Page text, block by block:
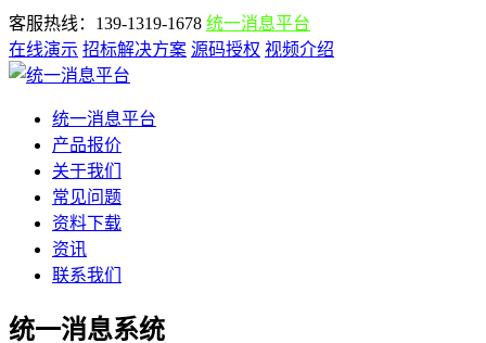
客服热线：139-1319-1678 统一消息平台
在线演示 招标解决方案 源码授权 视频介绍
统一消息平台
产品报价
关于我们
常见问题
资料下载
资讯
联系我们
统一消息系统